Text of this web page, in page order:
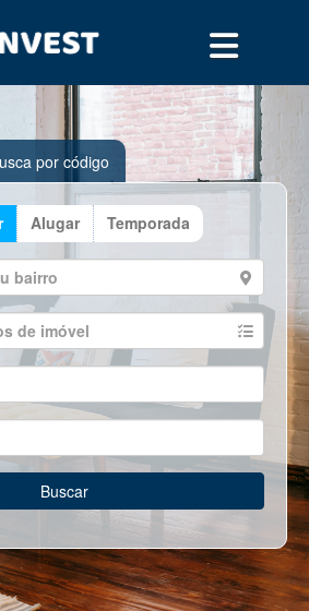
por código
Alugar Temporada